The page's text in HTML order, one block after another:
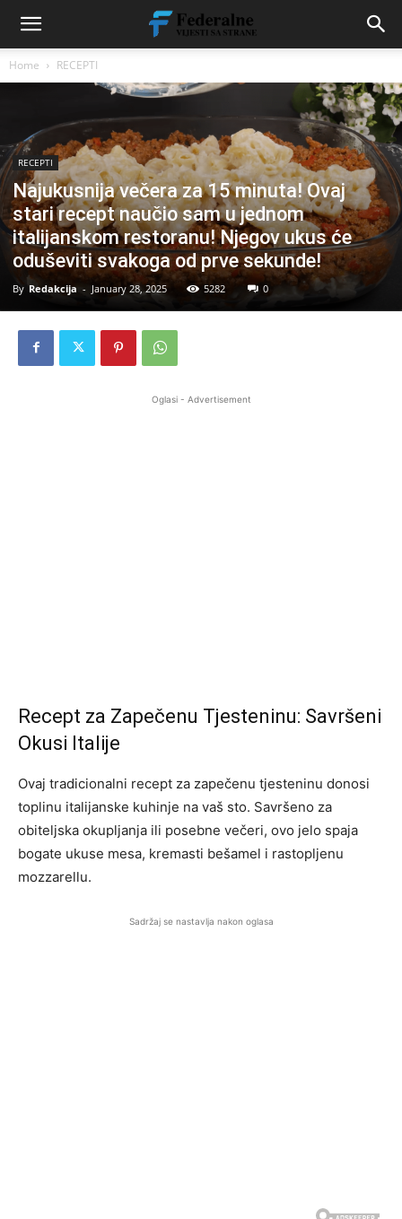
Home RECEPTI
RECEPTI
Najukusnija večera za 15 minuta! Ovaj
stari recept naučio sam u jednom
italijanskom restoranu! Njegov ukus će
oduševiti svakoga od prve sekunde!
By Redakcija - January 28, 2025 5282 0
Oglasi - Advertisement
Recept za Zapečenu Tjesteninu: Savršeni
Okusi Italije
Ovaj tradicionalni recept za zapečenu tjesteninu donosi
toplinu italijanske kuhinje na vaš sto. Savršeno za
obiteljska okupljanja ili posebne večeri, ovo jelo spaja
bogate ukuse mesa, kremasti bešamel i rastopljenu
mozzarellu.
Sadržaj se nastavlja nakon oglasa